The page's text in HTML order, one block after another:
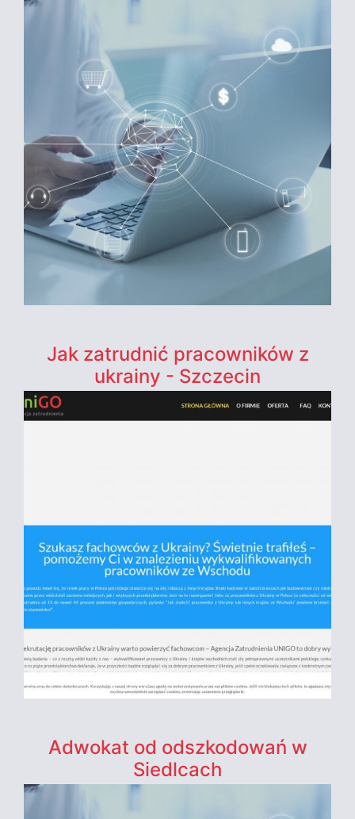
Jak zatrudnić pracowników z
ukrainy - Szczecin
Adwokat od odszkodowań w
Siedlcach